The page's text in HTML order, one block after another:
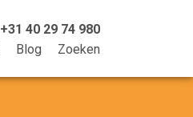
+31 40 29 74 980
Blog Zoeken